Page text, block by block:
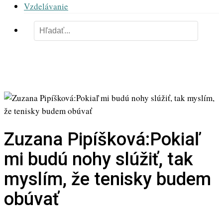
Vzdelávanie
Zuzana Pipíšková:Pokiaľ
mi budú nohy slúžiť, tak
myslím, že tenisky budem
obúvať